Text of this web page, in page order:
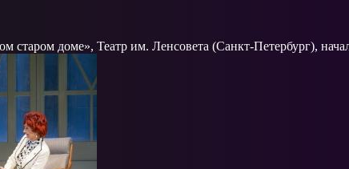
старом доме», Театр им. Ленсовета (Санкт-Петербург),